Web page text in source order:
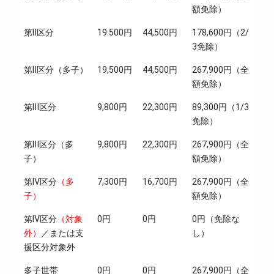
額免除）
第Ⅱ区分 19.500円 44,500円
178,600円（2/
3免除）
第Ⅱ区分（多子） 19,500円 44,500円
267,900円（全
額免除）
第Ⅲ区分 9,800円 22,300円
89,300円（1/3
免除）
第Ⅲ区分（多
子）
9,800円 22,300円
267,900円（全
額免除）
第Ⅳ区分 （多
子）
7,300円 16,700円
267,900円（全
額免除）
第Ⅳ区分 （対象
外）
／または支
援区分対象外
0円 0円
0円（免除な
し）
多子世帯 0円 0円
267,900円（全